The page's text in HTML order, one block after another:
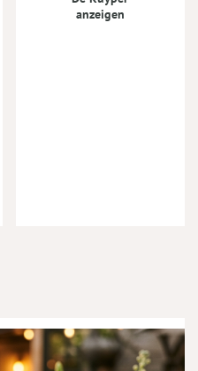
anzeigen